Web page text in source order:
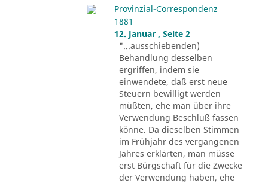
Provinzial-Correspondenz
1881
12. Januar , Seite 2
"...ausschiebenden)
Behandlung desselben
ergriffen, indem sie
einwendete, daß erst neue
Steuern bewilligt werden
müßten, ehe man über ihre
Verwendung Beschluß fassen
könne. Da dieselben Stimmen
im Frühjahr des vergangenen
Jahres erklärten, man müsse
erst Bürgschaft für die Zwecke
der Verwendung haben, ehe